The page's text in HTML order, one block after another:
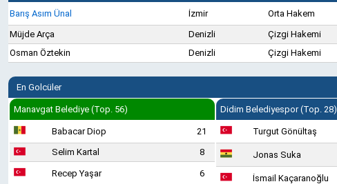
Barış Asım Ünal
İzmir
Orta Hakem
Müjde Arça
Denizli
Çizgi Hakemi
Osman Öztekin
Denizli Çizgi Hakemi
En Golcüler
Manavgat Belediye (Top. 56)
Babacar Diop
21
Selim Kartal
8
Recep Yaşar 6
Didim Belediyespor (Top. 28)
Turgut Gönültaş
Jonas Suka
İsmail Kaçaranoğlu